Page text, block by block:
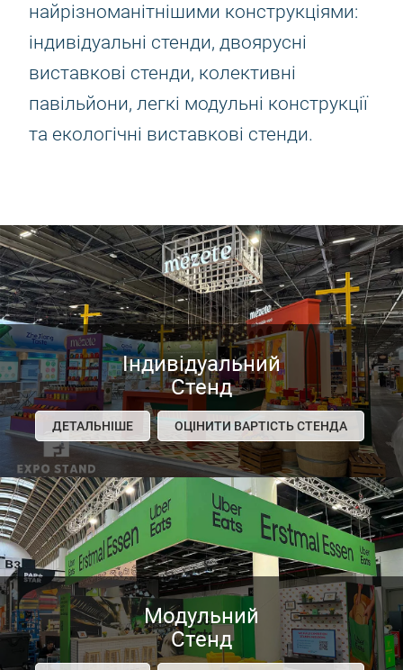
найрізноманітнішими конструкціями:
індивідуальні стенди, двоярусні
виставкові стенди, колективні
павільйони, легкі модульні конструкції
та екологічні виставкові стенди.
Індивідуальний
Стенд
ДЕТАЛЬНІШЕ ОЦІНИТИ ВАРТІСТЬ СТЕНДА
Модульний
Стенд